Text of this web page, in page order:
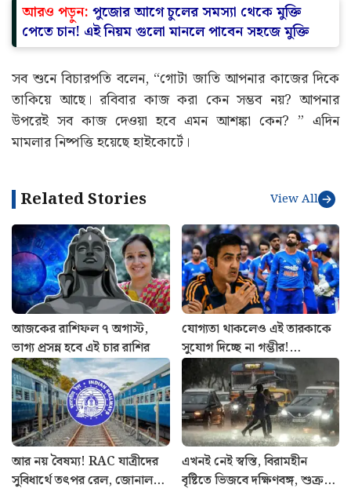
আরও পড়ুন: পুজোর আগে চুলের সমস্যা থেকে মুক্তি
পেতে চান! এই নিয়ম গুলো মানলে পাবেন সহজে মুক্তি
সব শুনে বিচারপতি বলেন, “গোটা জাতি আপনার কাজের দিকে
তাকিয়ে আছে। রবিবার কাজ করা কেন সম্ভব নয়? আপনার
উপরেই সব কাজ দেওয়া হবে এমন আশঙ্কা কেন? ” এদিন
মামলার নিষ্পত্তি হয়েছে হাইকোর্টে।
Related Stories View All
আজকের রাশিফল ৭ অগাস্ট,
ভাগ্য প্রসন্ন হবে এই চার রাশির
যোগ্যতা থাকলেও এই তারকাকে
সুযোগ দিচ্ছে না গম্ভীর!
শ্রীলঙ্কাতেই ভারতের জার্সিতে
শেষ ম্যাচ খেলবেন এই
ক্রিকেটার?
আর নয় বৈষম্য! RAC যাত্রীদের
সুবিধার্থে তৎপর রেল, জোনাল
এখনই নেই স্বস্তি, বিরামহীন
বৃষ্টিতে ভিজবে দক্ষিণবঙ্গ, শুক্রবার